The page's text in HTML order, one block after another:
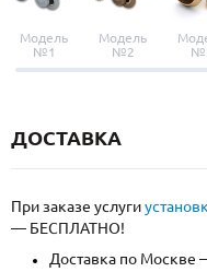
Модель
№1
Модель
№2
ДОСТАВКА
При заказе услуги
— БЕСПЛАТНО!
Доставка по Москве